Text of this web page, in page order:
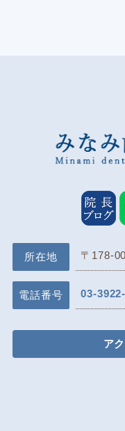
所在地 〒178-
電話番号 03-
ア